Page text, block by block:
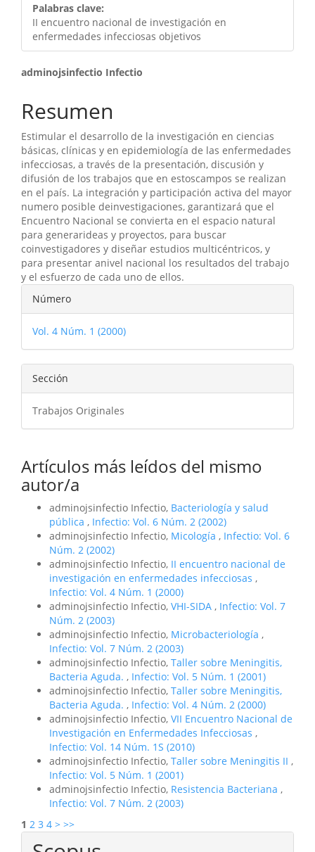
Palabras clave:
II encuentro nacional de investigación en
enfermedades infecciosas objetivos
Contenido
principal
del
artículo
adminojsinfectio Infectio
Resumen
Estimular el desarrollo de la investigación en ciencias
básicas, clínicas y en epidemiología de las enfermedades
infecciosas, a través de la presentación, discusión y
difusión de los trabajos que en estoscampos se realizan
en el país. La integración y participación activa del mayor
numero posible deinvestigaciones, garantizará que el
Encuentro Nacional se convierta en el espacio natural
para generarideas y proyectos, para buscar
coinvestigadores y diseñar estudios multicéntricos, y
para presentar anivel nacional los resultados del trabajo
y el esfuerzo de cada uno de ellos.
Detalles
del
artículo
Número
Vol. 4 Núm. 1 (2000)
Sección
Trabajos Originales
Artículos más leídos del mismo
autor/a
adminojsinfectio Infectio, Bacteriología y salud
pública , Infectio: Vol. 6 Núm. 2 (2002)
adminojsinfectio Infectio, Micología , Infectio: Vol. 6
Núm. 2 (2002)
adminojsinfectio Infectio, II encuentro nacional de
investigación en enfermedades infecciosas ,
Infectio: Vol. 4 Núm. 1 (2000)
adminojsinfectio Infectio, VHI-SIDA , Infectio: Vol. 7
Núm. 2 (2003)
adminojsinfectio Infectio, Microbacteriología ,
Infectio: Vol. 7 Núm. 2 (2003)
adminojsinfectio Infectio, Taller sobre Meningitis,
Bacteria Aguda. , Infectio: Vol. 5 Núm. 1 (2001)
adminojsinfectio Infectio, Taller sobre Meningitis,
Bacteria Aguda. , Infectio: Vol. 4 Núm. 2 (2000)
adminojsinfectio Infectio, VII Encuentro Nacional de
Investigación en Enfermedades Infecciosas ,
Infectio: Vol. 14 Núm. 1S (2010)
adminojsinfectio Infectio, Taller sobre Meningitis II ,
Infectio: Vol. 5 Núm. 1 (2001)
adminojsinfectio Infectio, Resistencia Bacteriana ,
Infectio: Vol. 7 Núm. 2 (2003)
1 2 3 4 > >>